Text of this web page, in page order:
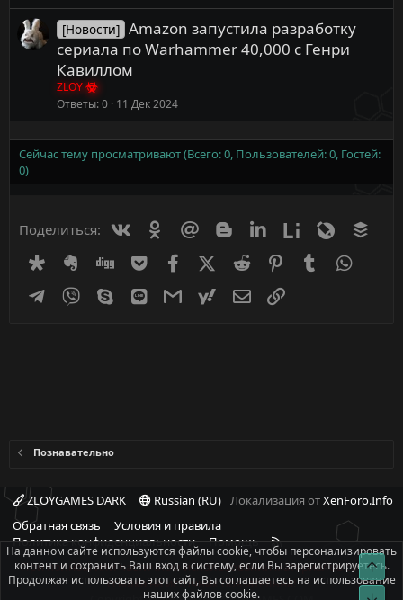
[Новости] Amazon запустила разработку
сериала по Warhammer 40,000 с Генри
Кавиллом
ZLOY
Ответы 0 11 Дек 2024
Сейчас тему просматривают (Всего: 0, Пользователей: 0, Гостей:
0)
Поделиться: ВконтактеОдноклассники
Mail.ru BloggerLinkedinLiveinternet
Livejournal
DiasporaEvernoteDigg GetpocketFacebookX (Twitter)
Reddit PinterestTumblr
Telegram
Viber Skype Line GmailyahoomailЭлектронная почта
Познавательно
ZLOYGAMES DARK Russian (RU) Локализация отXenForo.Info
Обратная связь
Условия и правила
Политика конфиденциальности
Помощь
R
S
S
При полном или частичном использовании материалов сайта -
ссылка на источник обязательна!
На данном сайте используются файлы cookie, чтобы персонализировать
контент и сохранить Ваш вход в систему, если Вы зарегистрируетесь.
Продолжая использовать этот сайт, Вы соглашаетесь на использование
наших файлов cookie.